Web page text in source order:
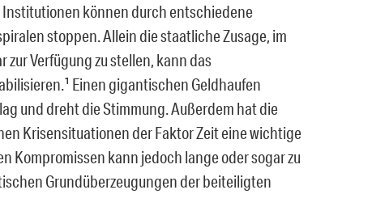
können durch entschiedene
stoppen. Allein die staatliche Zusage, im
Verfügung zu stellen, kann das
Einen gigantischen Geldhaufen
und dreht die Stimmung. Außerdem hat die
Krisensituationen der Faktor Zeit eine wichtige
Kompromissen kann jedoch lange oder sogar zu
Grundüberzeugungen der beiteiligten